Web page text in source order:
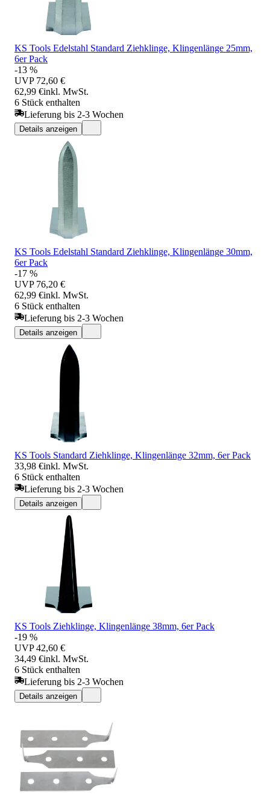
KS Tools Edelstahl Standard Ziehklinge, Klingenlänge 25mm,
6er Pack
-13 %
UVP 72,60 €
62,99 €inkl. MwSt.
6 Stück enthalten
Lieferung bis 2-3 Wochen
Details anzeigen
KS Tools Edelstahl Standard Ziehklinge, Klingenlänge 30mm,
6er Pack
-17 %
UVP 76,20 €
62,99 €inkl. MwSt.
6 Stück enthalten
Lieferung bis 2-3 Wochen
Details anzeigen
KS Tools Standard Ziehklinge, Klingenlänge 32mm, 6er Pack
33,98 €inkl. MwSt.
6 Stück enthalten
Lieferung bis 2-3 Wochen
Details anzeigen
KS Tools Ziehklinge, Klingenlänge 38mm, 6er Pack
-19 %
UVP 42,60 €
34,49 €inkl. MwSt.
6 Stück enthalten
Lieferung bis 2-3 Wochen
Details anzeigen